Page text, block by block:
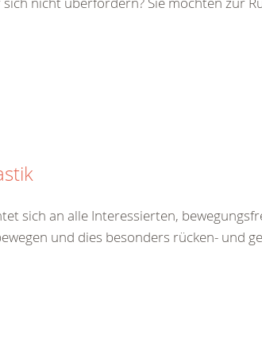
sich an alle Interessierten,
und dies besonders rücken- und